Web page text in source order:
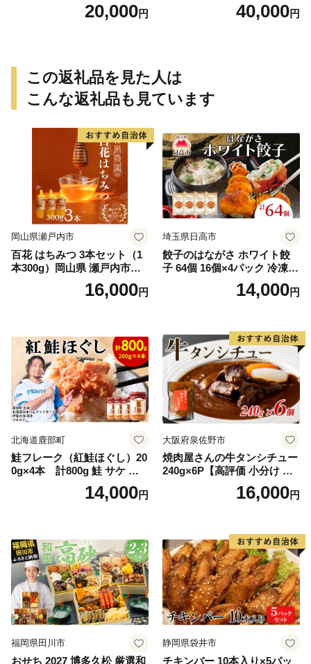
20,000円 40,000円
この返礼品を見た人は
こんな返礼品も見ています
岡山県瀬戸内市
百花 はちみつ 3本セット（1
本300g）岡山県 瀬戸内市産
石黒農園 ヨーグルト パン 砂
糖の代わり 香り高い いい香
16,000円
埼玉県日高市
餃子のはながさ ホワイト餃
子 64個 16個×4パック 冷凍
中華 点心 B級グルメ ご当地
野菜 おつまみ おかず 簡単調
ー ギフト お取り寄せ 日高市
14,000円
北海道鹿部町
鮭フレーク（紅鮭ほぐし）20
0g×4本 計800g 鮭 サケ 鮭
ほぐし サケフレーク シャケ
フレーク 鮭フレーク14,000円
大阪府泉佐野市
焼肉屋さんの牛タンシチュー
240g×6P【高評価 小分け 惣
菜 牛たん 一人暮らし 冷凍】
16,000円
福岡県田川市
おせち 2027 博多久松 厳選和
静岡県袋井市
チキンバー 10本入り×5パッ